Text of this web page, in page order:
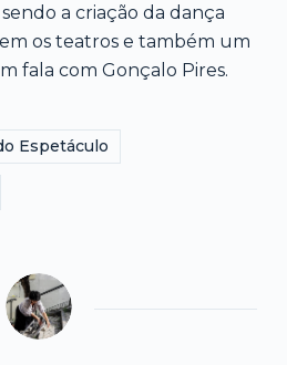
a criação da dança
os teatros e também um
fala com Gonçalo Pires.
Espetáculo